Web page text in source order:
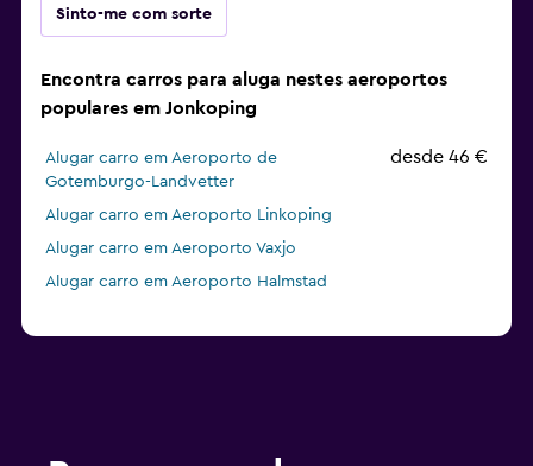
Sinto-me com sorte
Encontra carros para aluga nestes aeroportos
populares em Jonkoping
Alugar carro em Aeroporto de
Gotemburgo-Landvetter
desde 46 €
Alugar carro em Aeroporto Linkoping
Alugar carro em Aeroporto Vaxjo
Alugar carro em Aeroporto Halmstad